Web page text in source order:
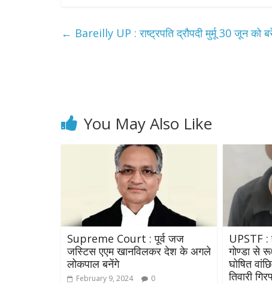
← Bareilly UP : राष्ट्रपति द्रौपदी मुर्मू 30 जून को
You May Also Like
Supreme Court : पूर्व जज
जस्टिस एएम खानविलकर देश के अगले
लोकपाल बनेंगे
February 9, 2024 0
UPSTF :
गोण्डा से
घोषित
तिवारी